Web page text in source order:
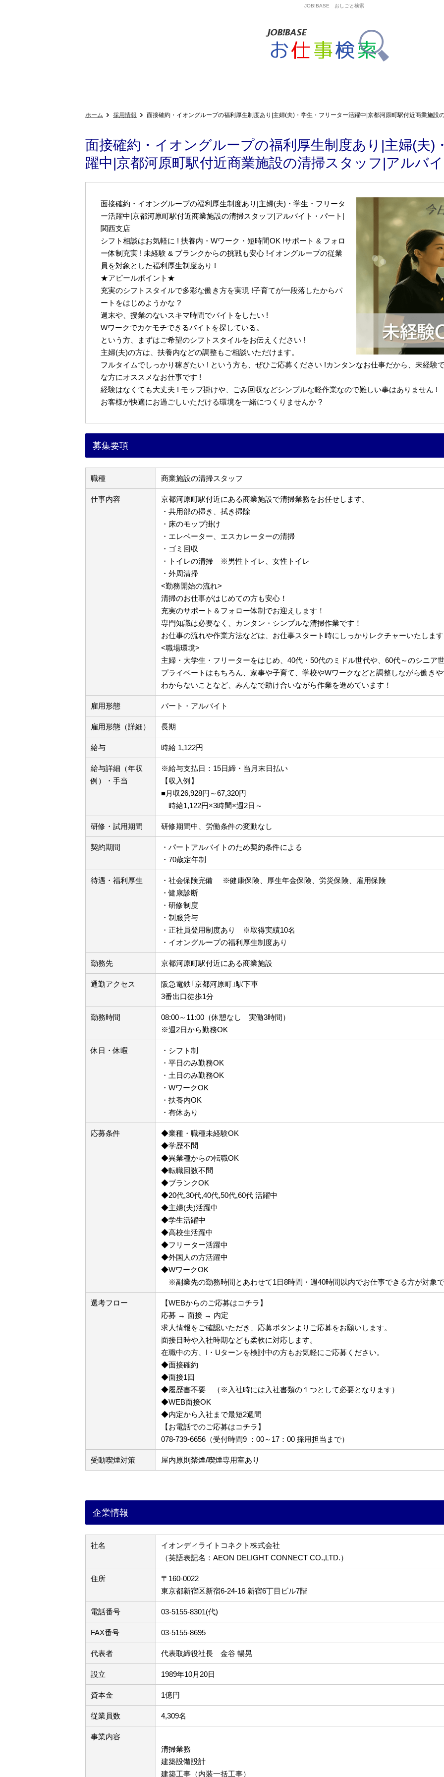
JOB!BASE おしごと検索
ホーム 採用情報 面接確約・イオングループの福利厚生制度あり|主婦(夫)・学生・フリーター活躍中|京都河原町駅付近商業施設
面接確約・イオングループの福利厚生制度あり|主婦(夫)
躍中|京都河原町駅付近商業施設の清掃スタッフ|アルバ
面接確約・イオングループの福利厚生制度あり|主婦(夫)・学生・フリータ
ー活躍中|京都河原町駅付近商業施設の清掃スタッフ|アルバイト・パート|
関西支店
シフト相談はお気軽に ! 扶養内・Wワーク・短時間OK !サポート & フォロ
ー体制充実 ! 未経験 & ブランクからの挑戦も安心 !イオングループの従業
員を対象とした福利厚生制度あり !
★アピールポイント★
充実のシフトスタイルで多彩な働き方を実現 !子育てが一段落したからパ
ートをはじめようかな ?
週末や、授業のないスキマ時間でバイトをしたい !
Wワークでカケモチできるバイトを探している。
という方、まずはご希望のシフトスタイルをお伝えください !
主婦(夫)の方は、扶養内などの調整もご相談いただけます。
フルタイムでしっかり稼ぎたい ! という方も、ぜひご応募ください !カンタンなお仕事だから、未経験
な方にオススメなお仕事です !
経験はなくても大丈夫 ! モップ掛けや、ごみ回収などシンプルな軽作業なので難しい事はありません !
お客様が快適にお過ごしいただける環境を一緒につくりませんか ?
募集要項
職種 商業施設の清掃スタッフ
仕事内容
京都河原町駅付近にある商業施設で清掃業務をお任せします。
・共用部の掃き、拭き掃除
・床のモップ掛け
・エレベーター、エスカレーターの清掃
・ゴミ回収
・トイレの清掃 ※男性トイレ、女性トイレ
・外周清掃
<勤務開始の流れ>
清掃のお仕事がはじめての方も安心！
充実のサポート＆フォロー体制でお迎えします！
専門知識は必要なく、カンタン・シンプルな清掃作業です！
お仕事の流れや作業方法などは、お仕事スタート時にしっかりレクチャーいたしま
<職場環境>
主婦・大学生・フリーターをはじめ、40代・50代のミドル世代や、60代～のシニア
プライベートはもちろん、家事や子育て、学校やWワークなどと調整しながら働き
わからないことなど、みんなで助け合いながら作業を進めています！
雇用形態 パート・アルバイト
雇用形態（詳細） 長期
給与 時給 1,122円
給与詳細（年収
例）・手当
※給与支払日：15日締・当月末日払い
【収入例】
■月収26,928円～67,320円
時給1,122円×3時間×週2日～
研修・試用期間 研修期間中、労働条件の変動なし
契約期間
・パートアルバイトのため契約条件による
・70歳定年制
待遇・福利厚生
・社会保険完備 ※健康保険、厚生年金保険、労災保険、雇用保険
・健康診断
・研修制度
・制服貸与
・正社員登用制度あり ※取得実績10名
・イオングループの福利厚生制度あり
勤務先 京都河原町駅付近にある商業施設
通勤アクセス
阪急電鉄｢京都河原町｣駅下車
3番出口徒歩1分
勤務時間
08:00～11:00（休憩なし 実働3時間）
※週2日から勤務OK
休日・休暇
・シフト制
・平日のみ勤務OK
・土日のみ勤務OK
・WワークOK
・扶養内OK
・有休あり
応募条件
◆業種・職種未経験OK
◆学歴不問
◆異業種からの転職OK
◆転職回数不問
◆ブランクOK
◆20代,30代,40代,50代,60代 活躍中
◆主婦(夫)活躍中
◆学生活躍中
◆高校生活躍中
◆フリーター活躍中
◆外国人の方活躍中
◆WワークOK
※副業先の勤務時間とあわせて1日8時間・週40時間以内でお仕事できる方が対象
選考フロー
【WEBからのご応募はコチラ】
応募 → 面接 → 内定
求人情報をご確認いただき、応募ボタンよりご応募をお願いします。
面接日時や入社時期なども柔軟に対応します。
在職中の方、I・Uターンを検討中の方もお気軽にご応募ください。
◆面接確約
◆面接1回
◆履歴書不要 （※入社時には入社書類の１つとして必要となります）
◆WEB面接OK
◆内定から入社まで最短2週間
【お電話でのご応募はコチラ】
078-739-6656（受付時間9 ：00～17：00 採用担当まで）
受動喫煙対策 屋内原則禁煙/喫煙専用室あり
企業情報
社名
イオンディライトコネクト株式会社
（英語表記名：AEON DELIGHT CONNECT CO.,LTD.）
住所
〒160-0022
東京都新宿区新宿6-24-16 新宿6丁目ビル7階
電話番号 03-5155-8301(代)
FAX番号 03-5155-8695
代表者 代表取締役社長 金谷 暢晃
設立 1989年10月20日
資本金 1億円
従業員数 4,309名
事業内容
清掃業務
建築設備設計
建築工事（内装一括工事）